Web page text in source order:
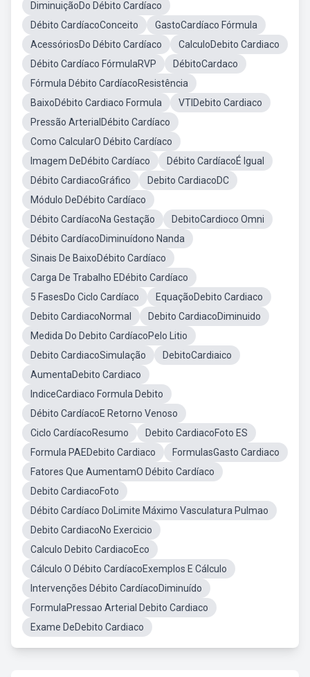
DiminuiçãoDo Débito Cardíaco
Débito CardíacoConceito
GastoCardíaco Fórmula
AcessóriosDo Débito Cardíaco
CalculoDebito Cardiaco
Débito Cardíaco FórmulaRVP
DébitoCardaco
Fórmula Débito CardíacoResistência
BaixoDébito Cardiaco Formula
VTIDebito Cardiaco
Pressão ArterialDébito Cardíaco
Como CalcularO Débito Cardíaco
Imagem DeDébito Cardíaco
Débito CardíacoÉ Igual
Débito CardiacoGráfico
Debito CardiacoDC
Módulo DeDébito Cardíaco
Débito CardíacoNa Gestação
DebitoCardioco Omni
Débito CardíacoDiminuídono Nanda
Sinais De BaixoDébito Cardíaco
Carga De Trabalho EDébito Cardíaco
5 FasesDo Ciclo Cardíaco
EquaçãoDebito Cardiaco
Debito CardiacoNormal
Debito CardiacoDiminuido
Medida Do Debito CardíacoPelo Litio
Debito CardiacoSimulação
DebitoCardiaico
AumentaDebito Cardiaco
IndiceCardiaco Formula Debito
Débito CardíacoE Retorno Venoso
Ciclo CardíacoResumo
Debito CardiacoFoto ES
Formula PAEDebito Cardiaco
FormulasGasto Cardiaco
Fatores Que AumentamO Débito Cardíaco
Debito CardiacoFoto
Débito Cardíaco DoLimite Máximo Vasculatura Pulmao
Debito CardiacoNo Exercicio
Calculo Debito CardiacoEco
Cálculo O Débito CardíacoExemplos E Cálculo
Intervenções Débito CardíacoDiminuído
FormulaPressao Arterial Debito Cardiaco
Exame DeDebito Cardiaco